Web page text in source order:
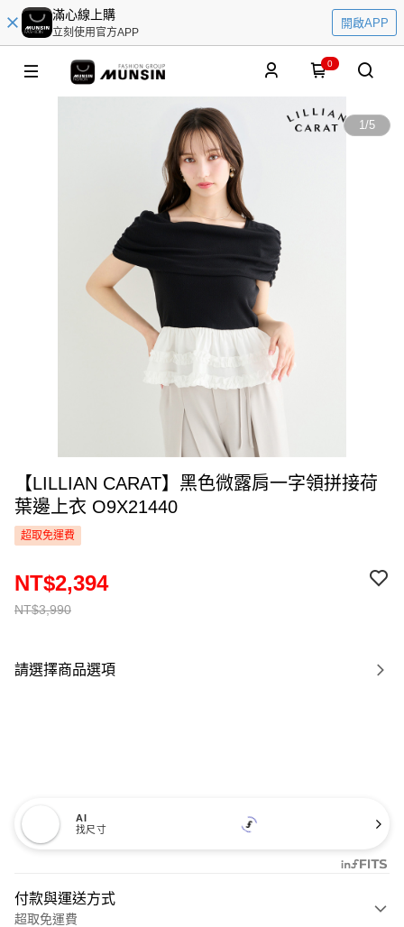
滿心線上購
立刻使用官方APP
開啟APP
0
1/5
【LILLIAN CARAT】黑色微露肩一字領拼接荷
葉邊上衣 O9X21440
超取免運費
NT$3,990
NT$2,394
請選擇商品選項
AI
找尺寸
付款與運送方式
超取免運費